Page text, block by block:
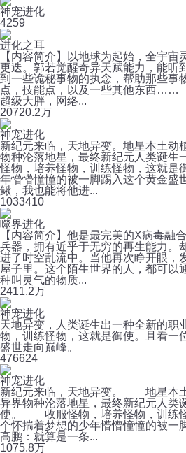
神宠进化
4259
进化之耳
【内容简介】以地球为起始，全宇
更迭。郭若觉醒奇异天赋能力，能听
到一些诡秘事物的执念，帮助那些事
点，技能点，以及一些其他东西……
超级大胖，网络...
20720.2万
神宠进化
新纪元来临，天地异变。地星本土动
物种沦落地星，最终新纪元人类诞生
怪物，培养怪物，训练怪物，这就是
年懵懵憧憧的被一脚踢入这个黄金盛
鳅，我也能将他进...
1033410
噬界进化
【内容简介】他是最完美的X病毒融
兵器，拥有近乎于无穷的再生能力。
进了时空乱流中。当他再次睁开眼，
屋子里。这个陌生世界的人，都可以
种叫灵气的物质...
2411.2万
神宠进化
天地异变，人类诞生出一种全新的职
物，训练怪物，这就是御使。且看一
盛世走向巅峰。
476624
神宠进化
新纪元来临，天地异变。 地星本土
异界物种沦落地星，最终新纪元人类
使。 收服怪物，培养怪物，训
个怀揣着梦想的少年懵懵憧憧的被
高鹏：就算是一条...
1075.8万